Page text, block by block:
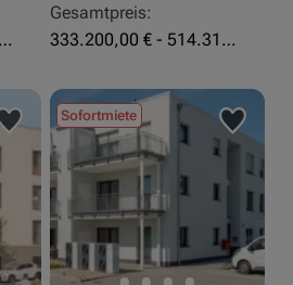
€ - 336.292 €
Gesamtpreis:
333.200,00 € - 514.310,00 €
Sofortmiete